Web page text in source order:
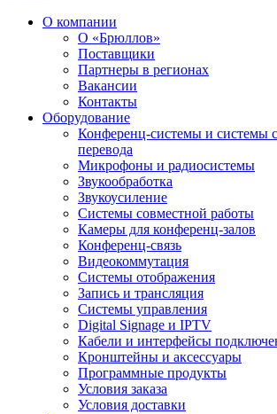
О компании
О «Брюллов»
Поставщики
Партнеры в регионах
Вакансии
Контакты
Оборудование
Конференц-системы и системы
перевода
Микрофоны и радиосистемы
Звукообработка
Звукоусиление
Системы совместной работы
Камеры для конференц-залов
Конференц-связь
Видеокоммутация
Системы отображения
Запись и трансляция
Системы управления
Digital Signage и IPTV
Кабели и интерфейсы
Кронштейны и аксессуары
Программные продукты
Условия заказа
Условия доставки